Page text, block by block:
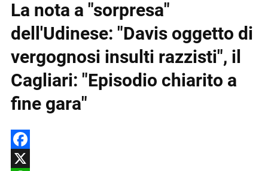
La nota a "sorpresa"
dell'Udinese: "Davis oggetto di
vergognosi insulti razzisti", il
Cagliari: "Episodio chiarito a
fine gara"
Facebook